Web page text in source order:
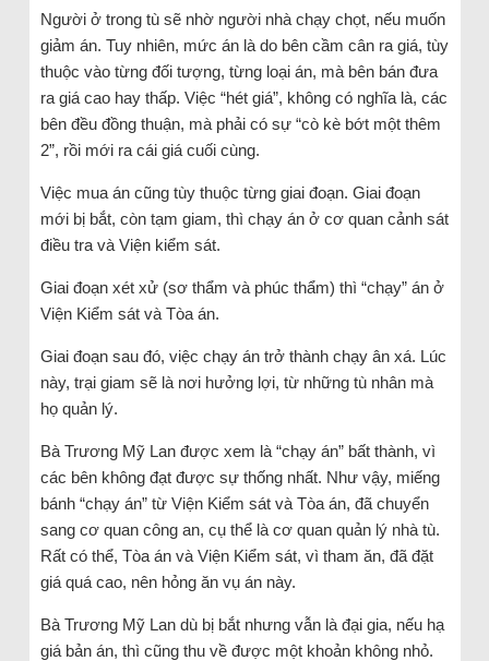
Người ở trong tù sẽ nhờ người nhà chạy chọt, nếu muốn
giảm án. Tuy nhiên, mức án là do bên cầm cân ra giá, tùy
thuộc vào từng đối tượng, từng loại án, mà bên bán đưa
ra giá cao hay thấp. Việc “hét giá”, không có nghĩa là, các
bên đều đồng thuận, mà phải có sự “cò kè bớt một thêm
2”, rồi mới ra cái giá cuối cùng.
Việc mua án cũng tùy thuộc từng giai đoạn. Giai đoạn
mới bị bắt, còn tạm giam, thì chạy án ở cơ quan cảnh sát
điều tra và Viện kiểm sát.
Giai đoạn xét xử (sơ thẩm và phúc thẩm) thì “chạy” án ở
Viện Kiểm sát và Tòa án.
Giai đoạn sau đó, việc chạy án trở thành chạy ân xá. Lúc
này, trại giam sẽ là nơi hưởng lợi, từ những tù nhân mà
họ quản lý.
Bà Trương Mỹ Lan được xem là “chạy án” bất thành, vì
các bên không đạt được sự thống nhất. Như vậy, miếng
bánh “chạy án” từ Viện Kiểm sát và Tòa án, đã chuyển
sang cơ quan công an, cụ thể là cơ quan quản lý nhà tù.
Rất có thể, Tòa án và Viện Kiểm sát, vì tham ăn, đã đặt
giá quá cao, nên hỏng ăn vụ án này.
Bà Trương Mỹ Lan dù bị bắt nhưng vẫn là đại gia, nếu hạ
giá bản án, thì cũng thu về được một khoản không nhỏ.